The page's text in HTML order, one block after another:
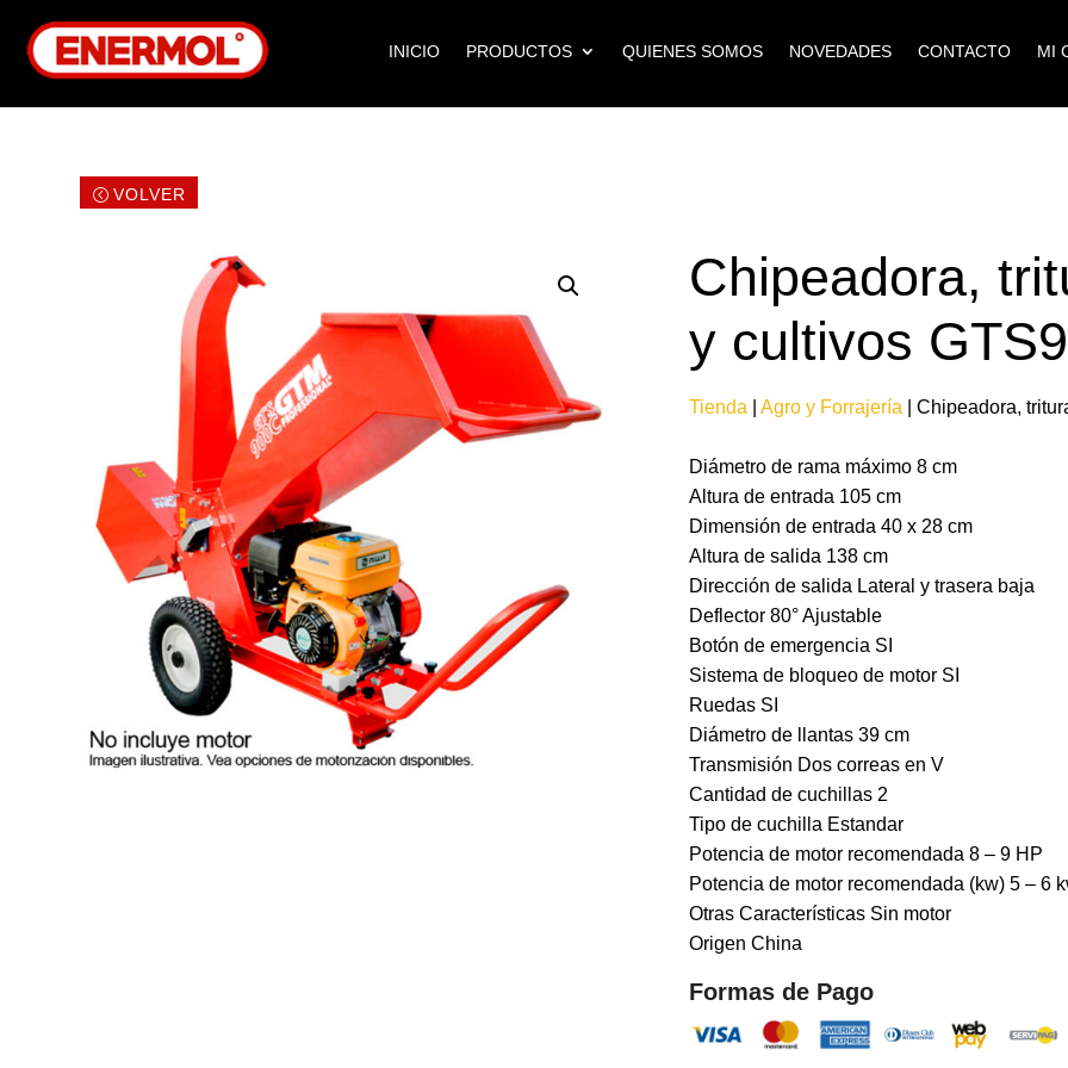
INICIO PRODUCTOS QUIENES SOMOS NOVEDADES CONTACTO MI
VOLVER
Chipeadora,
y cultivos
Tienda Agro y Forrajería | Chipeadora,
Diámetro de rama máximo 8 cm
Altura de entrada 105 cm
Dimensión de entrada 40 x 28 cm
Altura de salida 138 cm
Dirección de salida Lateral y trasera baja
Deflector 80° Ajustable
Botón de emergencia SI
Sistema de bloqueo de motor SI
Ruedas SI
Diámetro de llantas 39 cm
Transmisión Dos correas en V
Cantidad de cuchillas 2
Tipo de cuchilla Estandar
Potencia de motor recomendada 8 – 9 HP
Potencia de motor recomendada (kw) 5 – 6
Otras Características Sin motor
Origen China
Formas de Pago